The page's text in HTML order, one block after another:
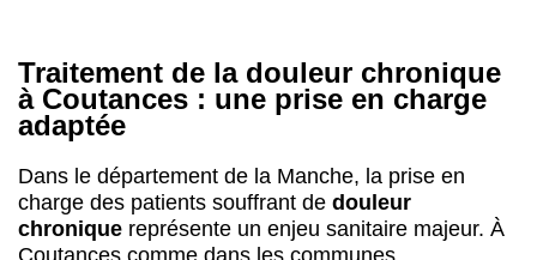
Traitement de la douleur chronique
à Coutances : une prise en charge
adaptée
Dans le département de la Manche, la prise en
charge des patients souffrant de douleur
chronique représente un enjeu sanitaire majeur. À
Coutances comme dans les communes